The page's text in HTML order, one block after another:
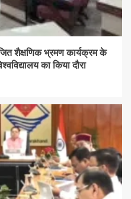
शैक्षणिक भ्रमण कार्यक्रम के
का किया दौरा